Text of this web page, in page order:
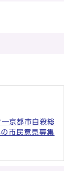
京都市自殺総
市民意見募集